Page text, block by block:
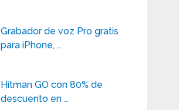
Grabador de voz Pro gratis
para iPhone, …
Hitman GO con 80% de
descuento en …